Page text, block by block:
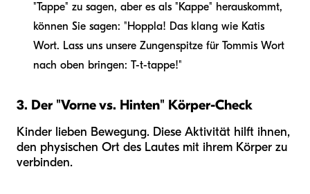
"Tappe" zu sagen, aber es als "Kappe" herauskommt,
können Sie sagen: "Hoppla! Das klang wie Katis
Wort. Lass uns unsere Zungenspitze für Tommis Wort
nach oben bringen: T-t-tappe!"
3. Der "Vorne vs. Hinten" Körper-Check
Kinder lieben Bewegung. Diese Aktivität hilft ihnen,
den physischen Ort des Lautes mit ihrem Körper zu
verbinden.